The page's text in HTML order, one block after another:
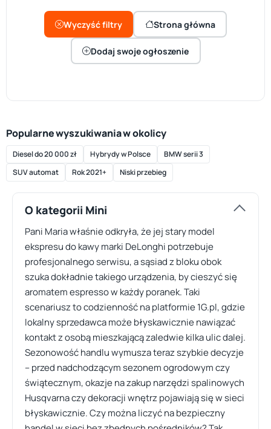
Wyczyść filtry Strona główna
Dodaj swoje ogłoszenie
Popularne wyszukiwania w okolicy
Diesel do 20 000 zł Hybrydy w Polsce
BMW serii 3
SUV automat
Rok 2021+ Niski przebieg
O kategorii Mini
Pani Maria właśnie odkryła, że jej stary model
ekspresu do kawy marki DeLonghi potrzebuje
profesjonalnego serwisu, a sąsiad z bloku obok
szuka dokładnie takiego urządzenia, by cieszyć się
aromatem espresso w każdy poranek. Taki
scenariusz to codzienność na platformie 1G.pl, gdzie
lokalny sprzedawca może błyskawicznie nawiązać
kontakt z osobą mieszkającą zaledwie kilka ulic dalej.
Sezonowość handlu wymusza teraz szybkie decyzje
– przed nadchodzącym sezonem ogrodowym czy
świątecznym, okazje na zakup narzędzi spalinowych
Husqvarna czy dekoracji wnętrz pojawiają się w sieci
błyskawicznie. Czy można liczyć na bezpieczny